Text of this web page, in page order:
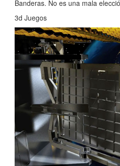
Banderas. No es una mala
3d Juegos